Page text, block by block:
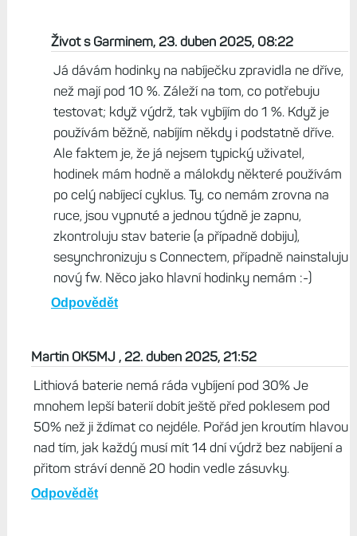
nabíječku v době, kdy jsem na kole a mám
Edge. A pak se mi nabijí do 100 %. Nějak moc
to neřeším, baterie musí něco vydržet. I moje
staré F6X furt vydrží plus minus to samé jako
před pěti lety.
Odpovědět
Život s Garminem, 23. duben 2025, 08:22
Já dávám hodinky na nabíječku zpravidla ne dříve,
než mají pod 10 %. Záleží na tom, co potřebuju
testovat; když výdrž, tak vybíjím do 1 %. Když je
Ale faktem je, že já nejsem typický uživatel,
po celý nabíjecí cyklus. Ty, co nemám zrovna na
ruce, jsou vypnuté a jednou týdně je zapnu,
zkontroluju stav baterie (a případně dobiju),
sesynchronizuju s Connectem, případně nainstaluju
nový fw. Něco jako hlavní hodinky nemám :-)
Odpovědět